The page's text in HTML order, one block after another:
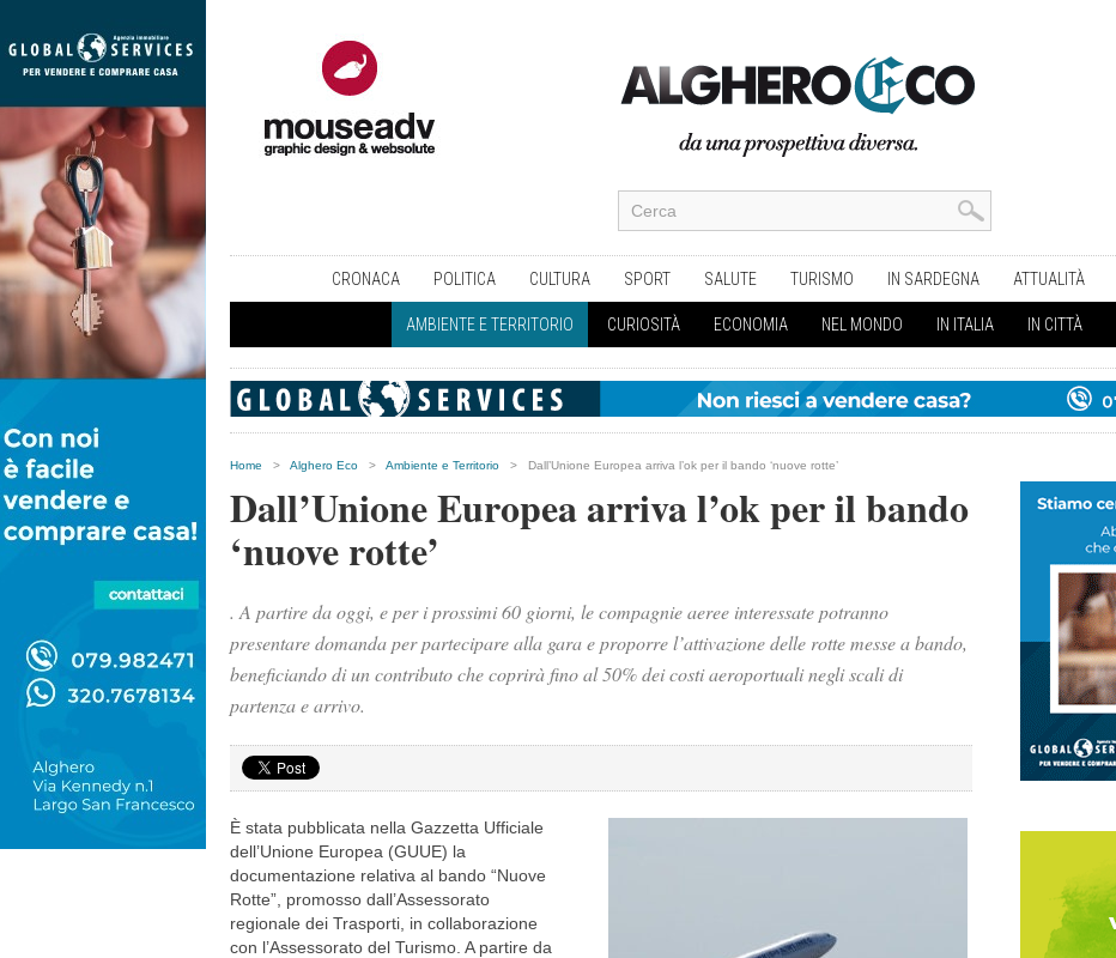
CRONACA POLITICA CULTURA SPORT SALUTE TURISMO IN SARDEGNA ATTUALITÀ
AMBIENTE E TERRITORIO CURIOSITÀ ECONOMIA NEL MONDO IN ITALIA IN CITTÀ
Home > Alghero Eco > Ambiente e Territorio > Dall’Unione Europea arriva l’ok per il bando ‘nuove rotte’
Dall’Unione Europea arriva l’ok per il bando
‘nuove rotte’
. A partire da oggi, e per i prossimi 60 giorni, le compagnie aeree interessate potranno
presentare domanda per partecipare alla gara e proporre l’attivazione delle rotte messe a bando,
beneficiando di un contributo che coprirà fino al 50% dei costi aeroportuali negli scali di
partenza e arrivo.
È stata pubblicata nella Gazzetta Ufficiale
dell’Unione Europea (GUUE) la
documentazione relativa al bando “Nuove
Rotte”, promosso dall’Assessorato
regionale dei Trasporti, in collaborazione
con l’Assessorato del Turismo. A partire da